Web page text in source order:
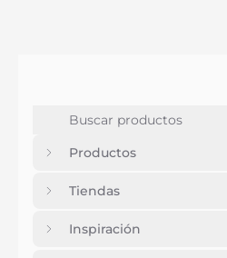
Productos
Tiendas
Inspiración